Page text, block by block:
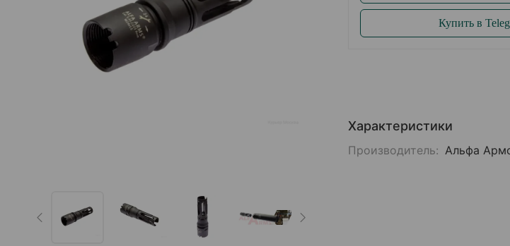
Характеристики
Производитель: Альфа
Купить в